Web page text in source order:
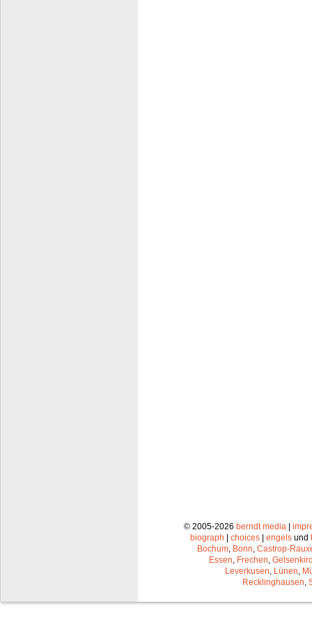
© 2005-2026 berndt media |
biograph | choices | engels und
Bochum Bonn Castrop-
Essen Frechen
Leverkusen Lünen
Recklinghausen